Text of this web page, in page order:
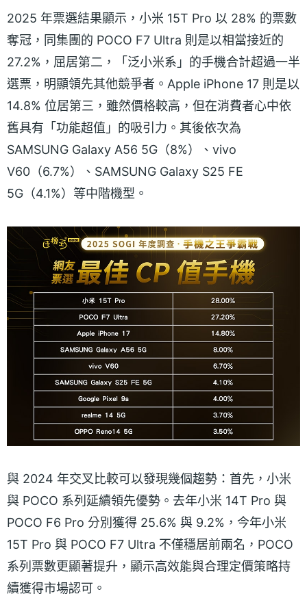
2025 年票選結果顯示，小米 15T Pro 以 28% 的票數
奪冠，同集團的 POCO F7 Ultra 則是以相當接近的
27.2%，屈居第二，「泛小米系」的手機合計超過一半
選票，明顯領先其他競爭者。Apple iPhone 17 則是以
14.8% 位居第三，雖然價格較高，但在消費者心中依
舊具有「功能超值」的吸引力。其後依次為
SAMSUNG Galaxy A56 5G（8%）、vivo
V60（6.7%）、SAMSUNG Galaxy S25 FE
5G（4.1%）等中階機型。
與 2024 年交叉比較可以發現幾個趨勢：首先，小米
與 POCO 系列延續領先優勢。去年小米 14T Pro 與
POCO F6 Pro 分別獲得 25.6% 與 9.2%，今年小米
15T Pro 與 POCO F7 Ultra 不僅穩居前兩名，POCO
系列票數更顯著提升，顯示高效能與合理定價策略持
續獲得市場認可。